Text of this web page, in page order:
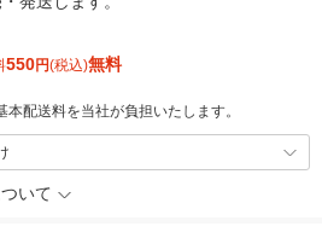
550円(税込)無料
配送料を当社が負担いたします。
いて